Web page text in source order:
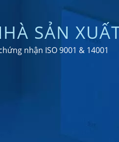
SẢN XUẤT
|
nhận ISO 9001 & 14001